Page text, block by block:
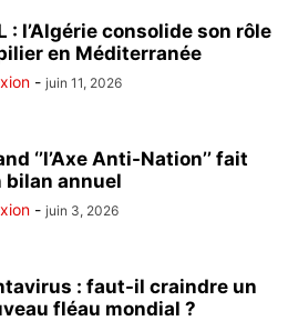
: l’Algérie consolide son rôle
en Méditerranée
- juin 11, 2026
‘’l’Axe Anti-Nation’’ fait
bilan annuel
- juin 3, 2026
: faut-il craindre un
fléau mondial ?